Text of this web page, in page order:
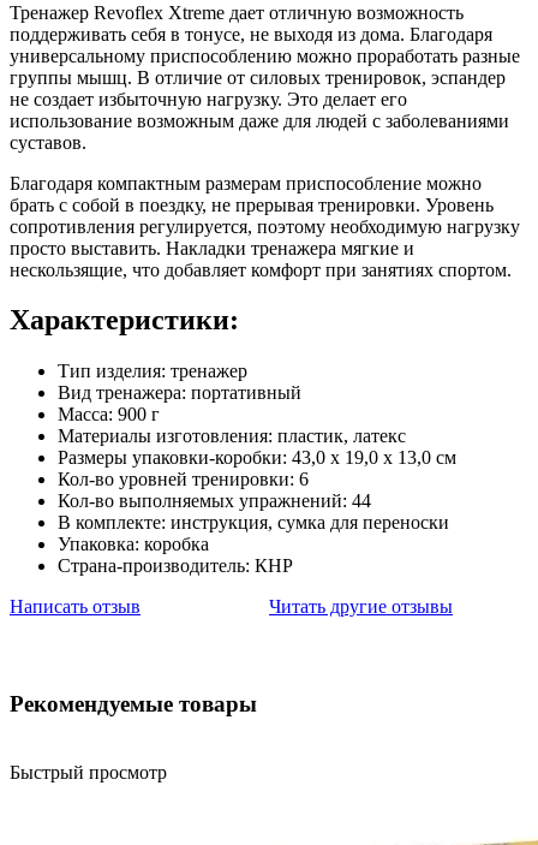
Тренажер Revoflex Xtreme дает отличную возможность
поддерживать себя в тонусе, не выходя из дома. Благодаря
универсальному приспособлению можно проработать разные
группы мышц. В отличие от силовых тренировок, эспандер
не создает избыточную нагрузку. Это делает его
использование возможным даже для людей с заболеваниями
суставов.
Благодаря компактным размерам приспособление можно
брать с собой в поездку, не прерывая тренировки. Уровень
сопротивления регулируется, поэтому необходимую нагрузку
просто выставить. Накладки тренажера мягкие и
нескользящие, что добавляет комфорт при занятиях спортом.
Характеристики:
Тип изделия: тренажер
Вид тренажера: портативный
Масса: 900 г
Материалы изготовления: пластик, латекс
Размеры упаковки-коробки: 43,0 х 19,0 х 13,0 см
Кол-во уровней тренировки: 6
Кол-во выполняемых упражнений: 44
В комплекте: инструкция, сумка для переноски
Упаковка: коробка
Страна-производитель: КНР
Написать отзыв
Читать другие отзывы
Рекомендуемые товары
Быстрый просмотр